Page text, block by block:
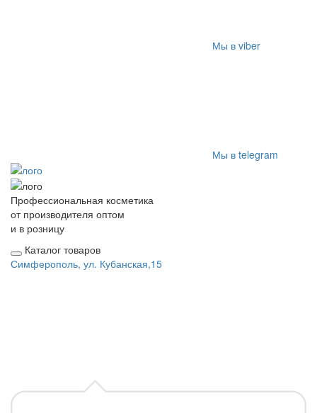
Мы в viber
Мы в telegram
Профессиональная косметика
от производителя оптом
и в розницу
Каталог товаров
Симферополь, ул. Кубанская,15